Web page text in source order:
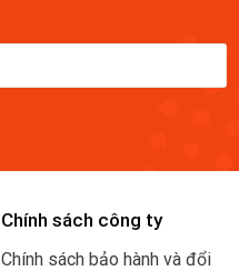
Chính sách công ty
Chính sách bảo hành và đổi